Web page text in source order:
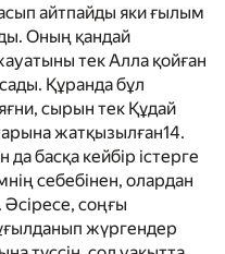
айтпайды яки ғылым
Оның қандай
тек Алла қойған
Құранда бұл
сырын тек Құдай
жатқызылған14.
басқа кейбір істерге
себебінен, олардан
Әсіресе, соңғы
жүргендер